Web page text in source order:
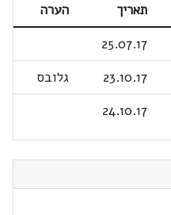
תאריך
הערה
25.07.17
23.10.17
גלובס
24.10.17